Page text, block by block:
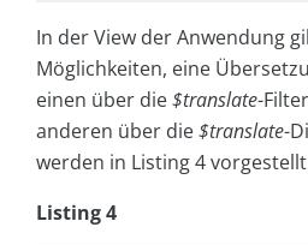
In der View der Anwendung
Möglichkeiten, eine
einen über die$translate-
anderen über die$translate-
werden in Listing 4
Listing 4